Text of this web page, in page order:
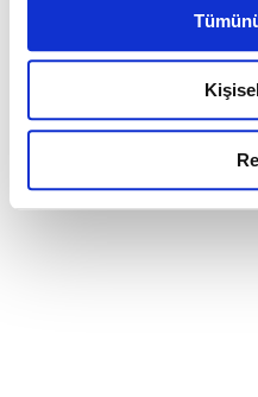
Metnimizi ziyaret
6698 sayılı Kişisel Verilerin
okumak ve sitemizi
gerçekleştirilen veri işleme
detaylı bilgi almak için